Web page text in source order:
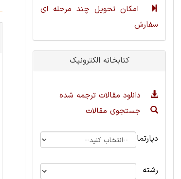
امکان تحویل چند مرحله ای
سفارش
کتابخانه الکترونیک
دانلود مقالات ترجمه شده
جستجوی مقالات
دپارتمان
رشته